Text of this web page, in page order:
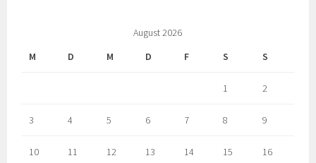
August 2026
M
D M D F S S
1 2
3 4 5 6 7 8 9
10 11 12 13 14 15 16